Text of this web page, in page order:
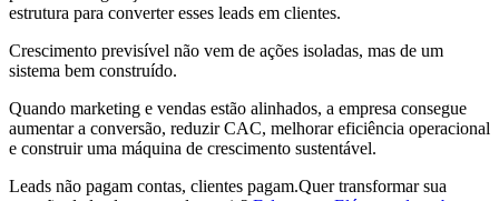
estrutura para converter esses leads em clientes.
Crescimento previsível não vem de ações isoladas, mas de um
sistema bem construído.
Quando marketing e vendas estão alinhados, a empresa consegue
aumentar a conversão, reduzir CAC, melhorar eficiência operacional
e construir uma máquina de crescimento sustentável.
Leads não pagam contas, clientes pagam.Quer transformar sua